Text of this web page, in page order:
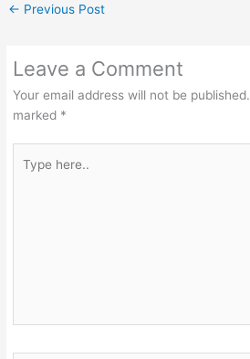
← Previous Post
Leave a Comment
Your email address will not be published.
marked *
here..